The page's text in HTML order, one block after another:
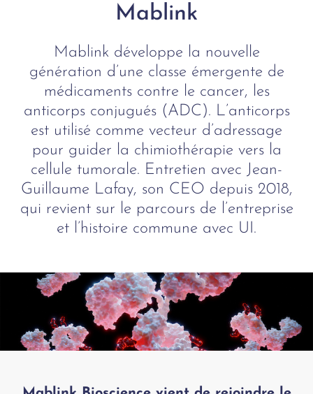
Mablink
Mablink développe la nouvelle
génération d’une classe émergente de
médicaments contre le cancer, les
anticorps conjugués (ADC). L’anticorps
est utilisé comme vecteur d’adressage
pour guider la chimiothérapie vers la
cellule tumorale. Entretien avec Jean-
Guillaume Lafay, son CEO depuis 2018,
qui revient sur le parcours de l’entreprise
et l’histoire commune avec UI.